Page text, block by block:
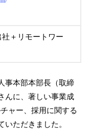
＋リモートワー
事本部本部長（取締
んに、著しい事業成
ャー、採用に関する
ただきました。